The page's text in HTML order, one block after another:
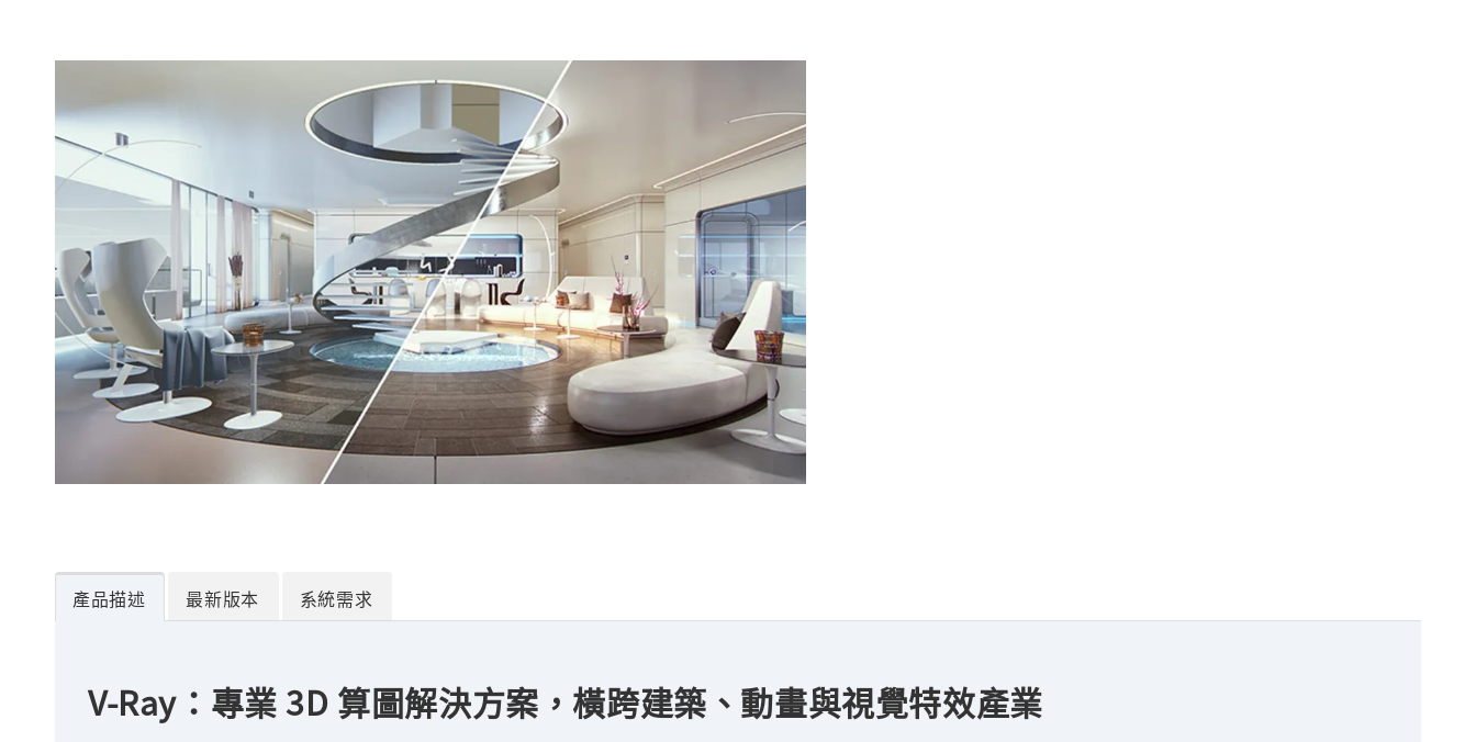
產品描述 最新版本 系統需求
V-Ray：專業 3D 算圖解決方案，橫跨建築、動畫與視覺特效產業